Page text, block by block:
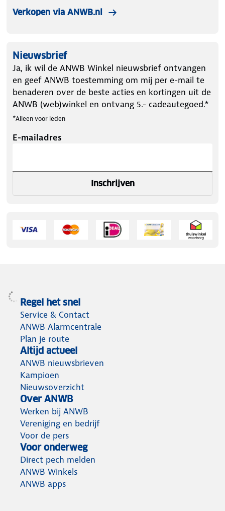
Verkopen via ANWB.nl
Nieuwsbrief
Ja, ik wil de ANWB Winkel nieuwsbrief ontvangen
en geef ANWB toestemming om mij per e-mail te
benaderen over de beste acties en kortingen uit de
ANWB (web)winkel en ontvang 5.- cadeautegoed.*
*Alleen voor leden
E-mailadres
Inschrijven
Regel het snel
Service & Contact
ANWB Alarmcentrale
Plan je route
Altijd actueel
ANWB nieuwsbrieven
Kampioen
Nieuwsoverzicht
Over ANWB
Werken bij ANWB
Vereniging en bedrijf
Voor de pers
Voor onderweg
Direct pech melden
ANWB Winkels
ANWB apps